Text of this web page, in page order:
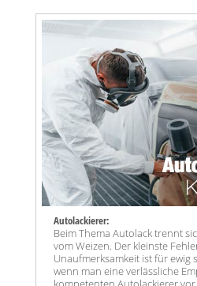
Autolackierer:
Beim Thema Autolack trennt
vom Weizen. Der kleinste
Unaufmerksamkeit ist für ewig
wenn man eine verlässliche